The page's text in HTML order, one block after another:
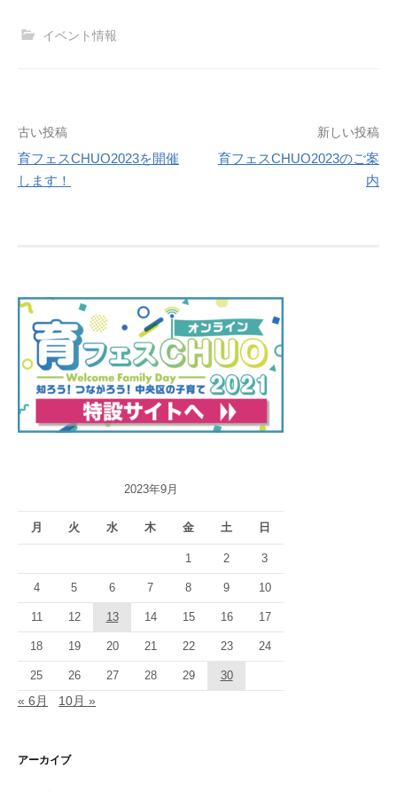
イベント情報
投
稿
ー
シ
ョ
ン
古い投稿
育フェスCHUO2023を開催
します！
新しい投稿
育フェスCHUO2023のご案
内
2023年9月
月 火 水 木 金 土 日
1 2 3
4 5 6 7 8 9 10
11 12 13 14 15 16 17
18 19 20 21 22 23 24
25 26 27 28 29 30
« 6月 10月 »
アーカイブ